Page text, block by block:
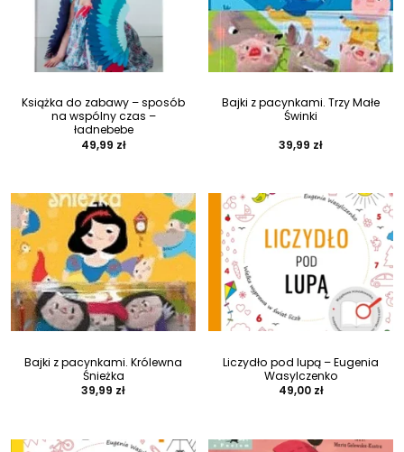
Książka do zabawy – sposób
na wspólny czas –
ładnebebe
49,99 zł
Bajki z pacynkami. Trzy Małe
Świnki
39,99 zł
Bajki z pacynkami. Królewna
Śnieżka
39,99 zł
Liczydło pod lupą – Eugenia
Wasylczenko
49,00 zł